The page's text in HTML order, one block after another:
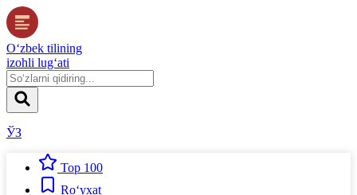
O‘zbek tilining
izohli lug‘ati
ЎЗ
Top 100
Ro‘yxat